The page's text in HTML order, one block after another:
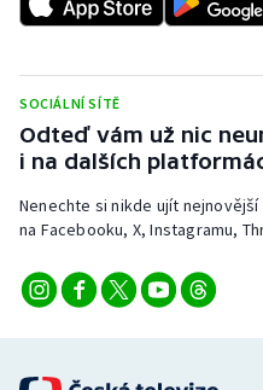
SOCIÁLNÍ SÍTĚ
Odteď vám už nic
i na dalších
Nenechte si nikde ujít
na Facebooku, X, Instagramu,